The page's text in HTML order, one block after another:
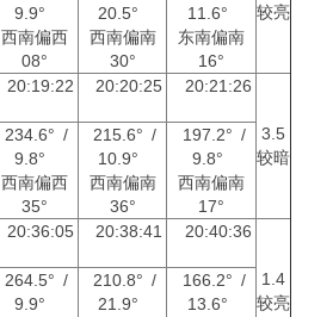
较亮
9.9°
西南偏西
08°
20.5°
西南偏南
30°
11.6°
东南偏南
16°
20:19:22 20:20:25 20:21:26
3.5
较暗
234.6° /
9.8°
西南偏西
35°
215.6° /
10.9°
西南偏南
36°
197.2° /
9.8°
西南偏南
17°
20:36:05 20:38:41 20:40:36
1.4
较亮
264.5° /
9.9°
210.8° /
21.9°
166.2° /
13.6°